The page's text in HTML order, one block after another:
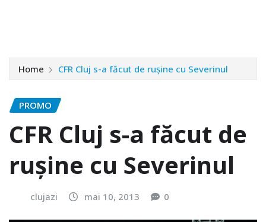
Home CFR Cluj s-a făcut de rușine cu Severinul
PROMO
CFR Cluj s-a făcut de
rușine cu Severinul
clujazi mai 10, 2013 0